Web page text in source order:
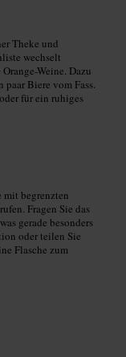
Theke und
wechselt
Weine. Dazu
paar Biere vom Fass.
für ein ruhiges
mit begrenzten
Fragen Sie das
gerade besonders
oder teilen Sie
Flasche zum